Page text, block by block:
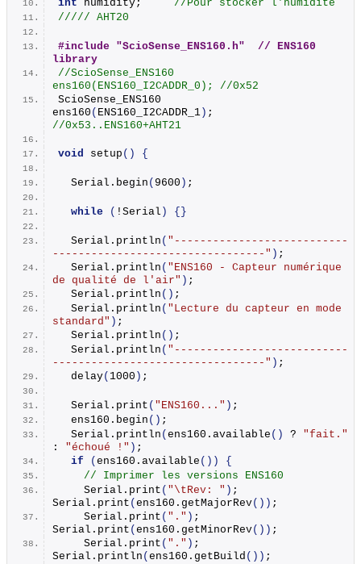
int humidity; //Pour stocker l'humidité
///// AHT20
#include "ScioSense_ENS160.h"  // ENS160
library
//ScioSense_ENS160
ens160(ENS160_I2CADDR_0); //0x52
ens160 ( ENS160_I2CADDR_1 )
//0x53..ENS160+AHT21
void setup () {
  Serial.
begin ( 9600 ) ;
while ( !Serial ) {}
  Serial.
println ( "---------------------------
---------------------------------" ) ;
  Serial.
println ( "ENS160 - Capteur numérique
de qualité de l'air" ) ;
  Serial.
println () ;
  Serial.
println ( "Lecture du capteur en mode
standard" ) ;
  Serial.
println () ;
  Serial.
println ( "---------------------------
---------------------------------" ) ;
delay( 1000 ) ;
  Serial.
print ( "ENS160..." ) ;
  ens160.
begin () ;
  Serial.
println ( ens160. available () ? "fait."
: "échoué !" ) ;
if
( ens160. available ())
{
// Imprimer les versions ENS160
    Serial.
print ( "\tRev: " ) ;
Serial. print ( ens160. getMajorRev()) ;
    Serial.
print ( "." ) ;
Serial. print ( ens160. getMinorRev()) ;
    Serial.
print ( "." ) ;
Serial. println ( ens160. getBuild ()) ;